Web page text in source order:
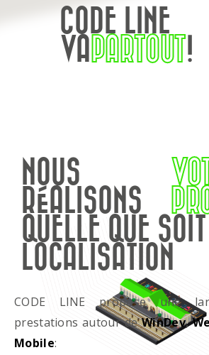
CODE LINE
VAPARTOUT!
NOUS
RÉALISONS
QUELLE QUE
LOCALISATION
CODE LINE propose une
prestations autour deWinDev,
Mobile: